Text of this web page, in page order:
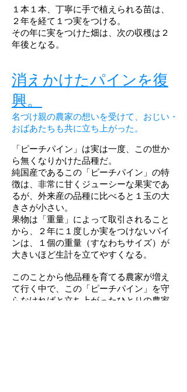
１本１本、丁寧に手で植えられる苗は、
２年を経て１つ実をつける。
その年に実をつけた畑は、次の収穫は２
年後となる。
消えかけたパインを復
興。
名づけ親の農家の想いを受けて、おじい・
おばあたちも共に立ち上がった。
「ピーチパイン」は実は一度、この世か
ら無くなりかけた品種だ。
純国産であるこの「ピーチパイン」の特
徴は、非常に甘くジューシーな果実であ
るが、外来産の品種に比べると１玉の大
きさが小さい。
果物は「重量」によって取引されること
から、２年に１度しか実をつけないパイ
ンは、１個の重量（すなわちサイズ）が
大きいほど生計を立てやすくなる。
このことから他品種を育てる農家が増え
て行く中で、この「ピーチパイン」を守
らなければと立ち上がったひとりの農家